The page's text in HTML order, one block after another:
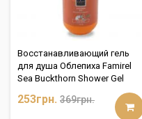
Восстанавливающий гель
для душа Облепиха Famirel
Sea Buckthorn Shower Gel
253грн. 369грн.